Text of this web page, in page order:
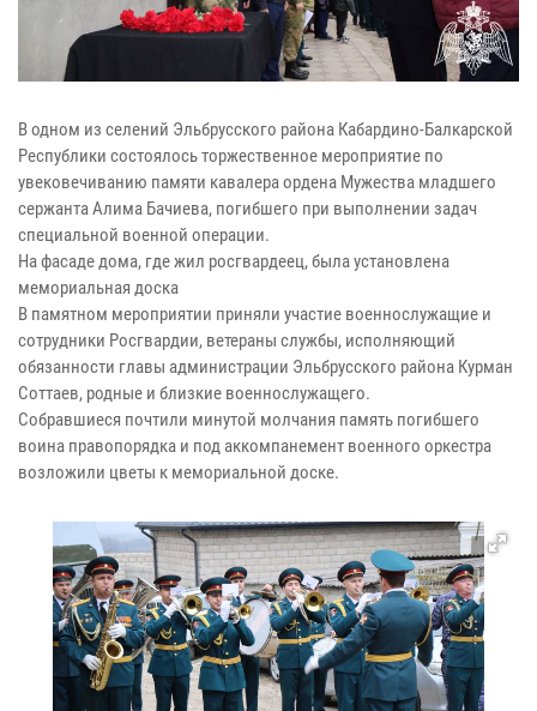
В одном из селений Эльбрусского района Кабардино-Балкарской
Республики состоялось торжественное мероприятие по
увековечиванию памяти кавалера ордена Мужества младшего
сержанта Алима Бачиева, погибшего при выполнении задач
специальной военной операции.
На фасаде дома, где жил росгвардеец, была установлена
мемориальная доска
В памятном мероприятии приняли участие военнослужащие и
сотрудники Росгвардии, ветераны службы, исполняющий
обязанности главы администрации Эльбрусского района Курман
Соттаев, родные и близкие военнослужащего.
Собравшиеся почтили минутой молчания память погибшего
воина правопорядка и под аккомпанемент военного оркестра
возложили цветы к мемориальной доске.